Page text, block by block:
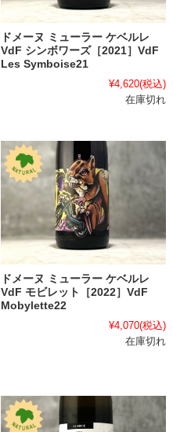
ドメーヌ ミューラー ケベルレ
VdF シンボワーズ［2021］VdF
Les Symboise21
¥4,620(税込)
在庫切れ
ドメーヌ ミューラー ケベルレ
VdF モビレット［2022］VdF
Mobylette22
¥4,070(税込)
在庫切れ